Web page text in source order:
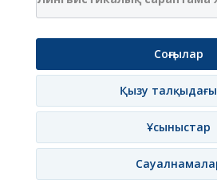
Соңғылар
Қызу
Ұсыныстар